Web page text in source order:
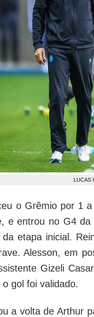
LUCAS
o Grêmio por 1
e entrou no G4
etapa inicial.
Alesson, em
Gizeli
gol foi validado.
a volta de Arthur